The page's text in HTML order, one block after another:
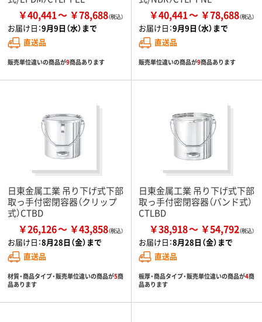
￥40,441 ￥78,688
お届け日：9月9日（水）まで
直送品
販売単位違いの商品が9商品あります
￥40,441 ￥78,688
お届け日：9月9日（水）まで
直送品
販売単位違いの商品が9商品あります
日東金属工業 吊り下げ式下部
取っ手付密閉容器（クリップ
式）CTBD
￥26,126 ￥43,858
お届け日：8月28日（金）まで
直送品
材質・商品タイプ・販売単位違いの商品が5商
品あります
日東金属工業 吊り下げ式下部
取っ手付密閉容器（バンド式）
CTLBD
￥38,918 ￥54,792
お届け日：8月28日（金）まで
直送品
板厚・商品タイプ・販売単位違いの商品が4商
品あります